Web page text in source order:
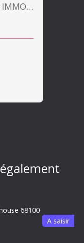
ALSA TRANSACTIONS IMMOBILIERES
également
A saisir